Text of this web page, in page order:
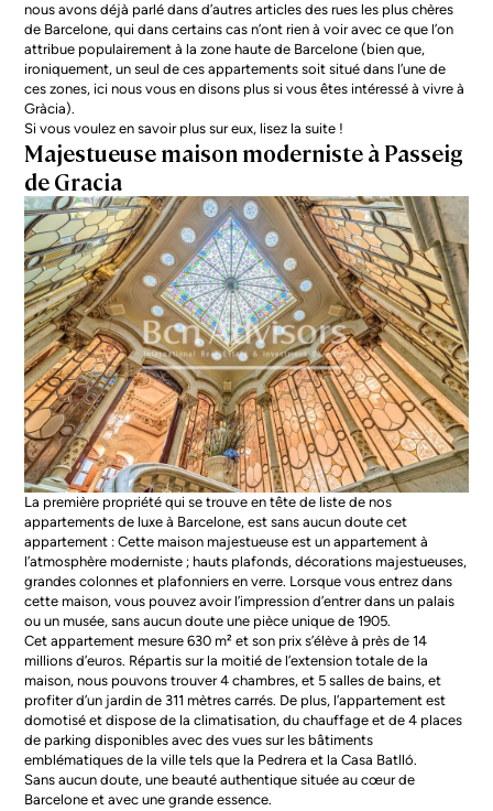
nous avons déjà parlé dans d’autres articles des rues les plus chères
de Barcelone, qui dans certains cas n’ont rien à voir avec ce que l’on
attribue populairement à lazone haute de Barcelone (bien que,
ironiquement, un seul de ces appartements soit situé dans l’une de
ces zones, ici nous vous en disons plus si vous êtes intéressé àvivre à
Gràcia).
Si vous voulez en savoir plus sur eux, lisez la suite !
Majestueuse maison moderniste à Passeig
de Gracia
La première propriété qui se trouve en tête de liste de nos
appartements de luxe à Barcelone, est sans aucun doute cet
appartement : Cette maison majestueuse est un appartement à
l’atmosphère moderniste ; hauts plafonds, décorations majestueuses,
grandes colonnes et plafonniers en verre. Lorsque vous entrez dans
cette maison, vous pouvez avoir l’impression d’entrer dans un palais
ou un musée, sans aucun doute une pièce unique de 1905.
Cet appartement mesure 630 m² et son prix s’élève à près de 14
millions d’euros. Répartis sur la moitié de l’extension totale de la
maison, nous pouvons trouver 4 chambres, et 5 salles de bains, et
profiter d’un jardin de 311 mètres carrés. De plus, l’appartement est
domotisé et dispose de la climatisation, du chauffage et de 4 places
de parking disponibles avec des vues sur les bâtiments
emblématiques de la ville tels que la Pedrera et la Casa Batlló.
Sans aucun doute, une beauté authentique située au cœur de
Barcelone et avec une grande essence.